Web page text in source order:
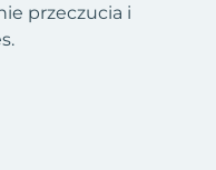
przeczucia i